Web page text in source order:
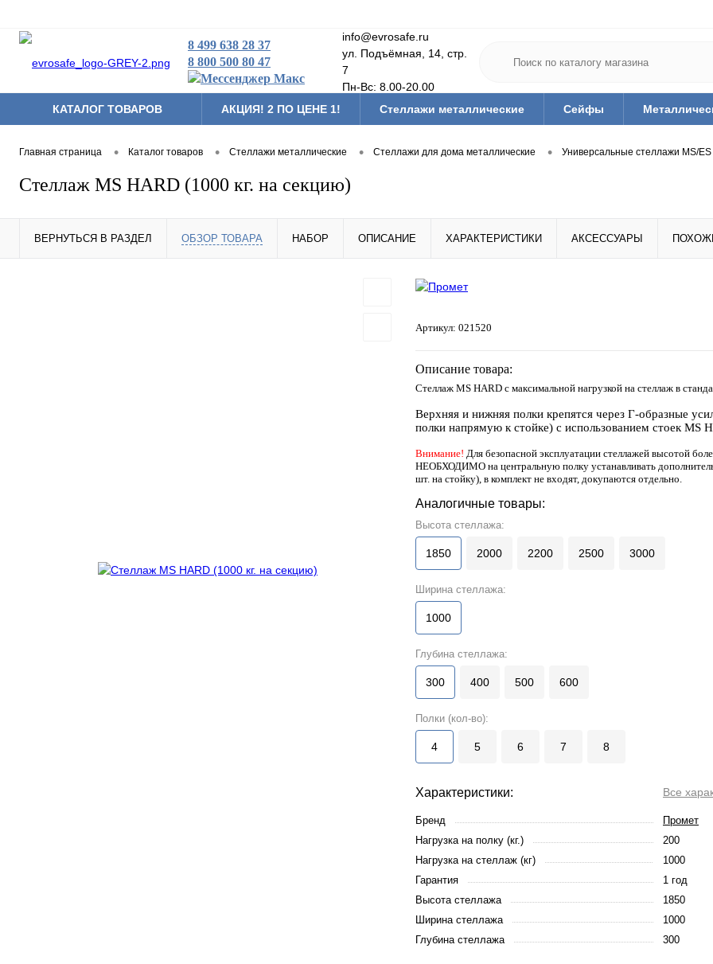
8 499 638 28 37
8 800 500 80 47
info@evrosafe.ru
ул. Подъёмная, 14, стр.
7
Пн-Вс: 8.00-20.00
КАТАЛОГ ТОВАРОВ
АКЦИЯ! 2 ПО ЦЕНЕ 1! Стеллажи металлические Сейфы
Другая продукция Средства дезинфекции и защиты Тара (ящики,
Главная страница • Каталог товаров • Стеллажи металлические • Стеллажи для дома металлические • Универсальные стеллажи MS/ES
Стеллаж MS HARD (1000 кг. на секцию)
ВЕРНУТЬСЯ В РАЗДЕЛ ОБЗОР ТОВАРА НАБОР ОПИСАНИЕ ХАРАКТЕРИСТИКИ АКСЕССУАРЫ
Артикул: 021520
Описание товара:
Стеллаж MS HARD с максимальной нагрузкой на стеллаж в
Верхняя и нижняя полки крепятся через Г-образные
полки напрямую к стойке) с использованием стоек MS
Внимание! Для безопасной эксплуатации стеллажей высотой
НЕОБХОДИМО на центральную полку устанавливать
шт. на стойку), в комплект не входят, докупаются отдельно.
Аналогичные товары:
Высота стеллажа:
1850 2000 2200 2500 3000
Ширина стеллажа:
1000
Глубина стеллажа:
300 400 500 600
Полки (кол-во):
4 5 6 7 8
Характеристики: Все
Бренд
Промет
Нагрузка на полку (кг.)
200
Нагрузка на стеллаж (кг)
1000
Гарантия
1 год
Высота стеллажа
1850
Ширина стеллажа
1000
Глубина стеллажа
300